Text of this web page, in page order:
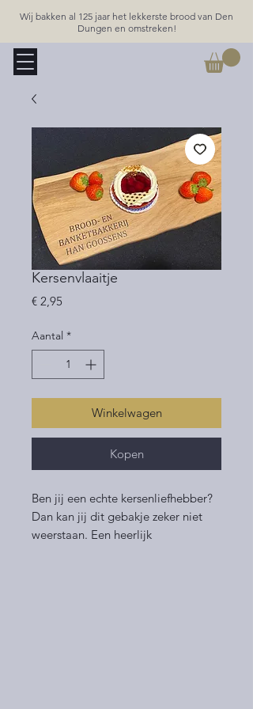
Wij bakken al 125 jaar het lekkerste brood van Den
Dungen en omstreken!
Kersenvlaaitje
€ 2,95Prijs
Aantal *
Winkelwagen
Kopen
Ben jij een echte kersenliefhebber?
Dan kan jij dit gebakje zeker niet
weerstaan. Een heerlijk